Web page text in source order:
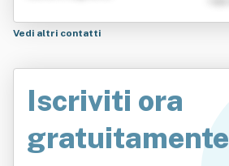
Vedi altri contatti
Iscriviti ora
gratuitamente